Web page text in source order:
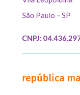
São Paulo – SP
CNPJ:
república